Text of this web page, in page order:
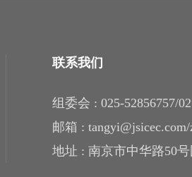
联系我们
组委会 : 025-52856757/
邮箱 :
地址 : 南京市中华路50